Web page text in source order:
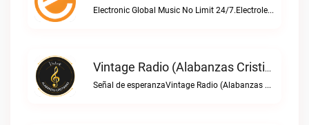
Electronic Global Music No Limit 24/7.Electrolevel Radiomix live
Vintage Radio (Alabanzas Cristianas) Live
Señal de esperanzaVintage Radio (Alabanzas cristianas) live